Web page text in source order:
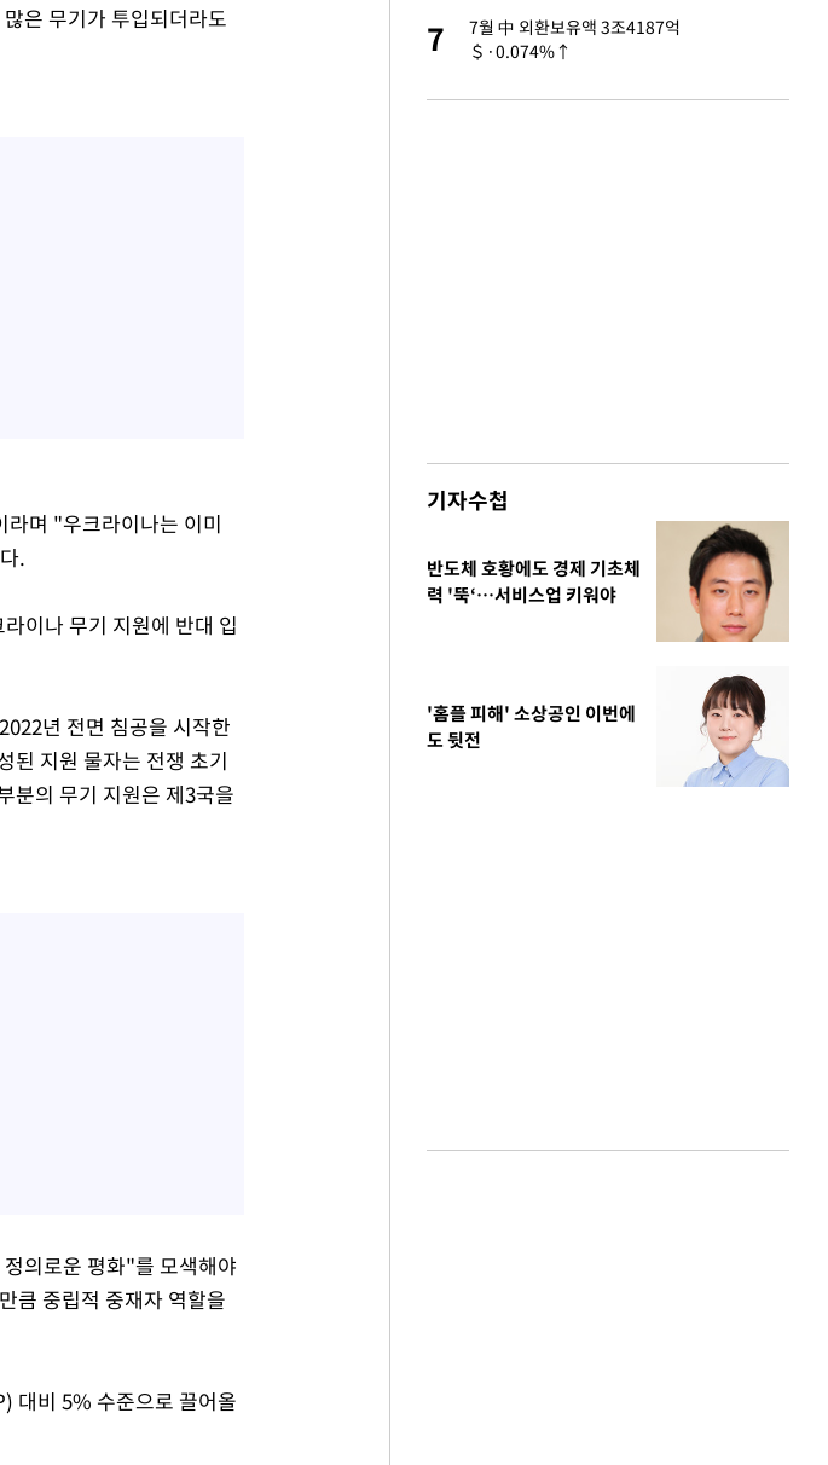
은 무기가 투입되더라도
며 "우크라이나는 이미
.
이나 무기 지원에 반대 입
년 전면 침공을 시작한
된 지원 물자는 전쟁 초기
분의 무기 지원은 제3국을
의로운 평화"를 모색해야
큼 중립적 중재자 역할을
대비 5% 수준으로 끌어올
7
이 대통령, 'ISA·주가누르기 방지법' 개편안
7
7월 中 외환보유액 3조4187억
＄·0.074%↑
기자수첩
반도체 호황에도 경제 기초체
력 '뚝‘…서비스업 키워야
'홈플 피해' 소상공인 이번에
도 뒷전